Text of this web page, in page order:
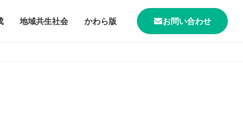
地域共生社会 かわら版 お問い合わせ